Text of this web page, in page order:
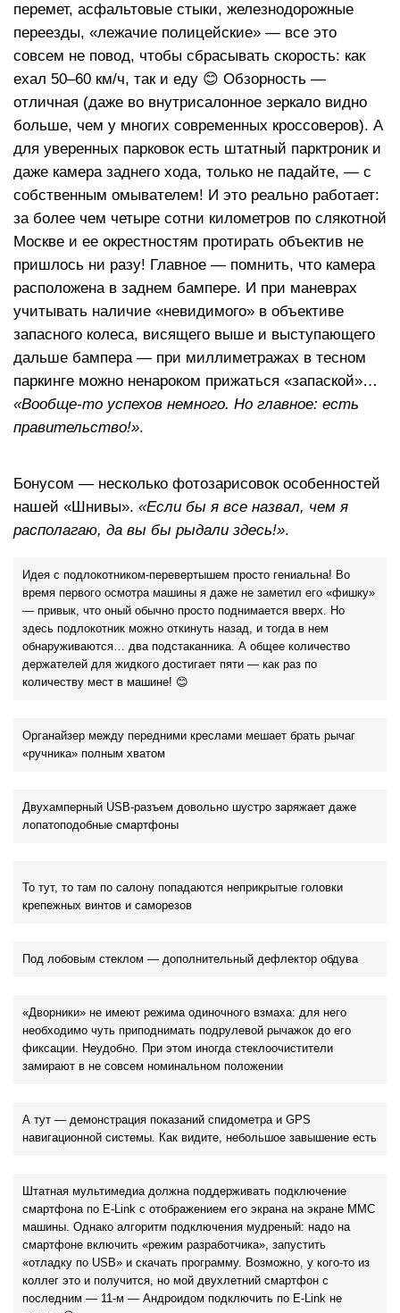
перемет, асфальтовые стыки, железнодорожные
переезды, «лежачие полицейские» — все это
совсем не повод, чтобы сбрасывать скорость: как
ехал 50–60 км/ч, так и еду 😊 Обзорность —
отличная (даже во внутрисалонное зеркало видно
больше, чем у многих современных кроссоверов). А
для уверенных парковок есть штатный парктроник и
даже камера заднего хода, только не падайте, — с
собственным омывателем! И это реально работает:
за более чем четыре сотни километров по слякотной
Москве и ее окрестностям протирать объектив не
пришлось ни разу! Главное — помнить, что камера
расположена в заднем бампере. И при маневрах
учитывать наличие «невидимого» в объективе
запасного колеса, висящего выше и выступающего
дальше бампера — при миллиметражах в тесном
паркинге можно ненароком прижаться «запаской»…
«Вообще-то успехов немного. Но главное: есть
правительство!».
Бонусом — несколько фотозарисовок особенностей
нашей «Шнивы». «Если бы я все назвал, чем я
располагаю, да вы бы рыдали здесь!».
Идея с подлокотником-перевертышем просто гениальна! Во
время первого осмотра машины я даже не заметил его «фишку»
— привык, что оный обычно просто поднимается вверх. Но
здесь подлокотник можно откинуть назад, и тогда в нем
обнаруживаются… два подстаканника. А общее количество
держателей для жидкого достигает пяти — как раз по
количеству мест в машине! 😊
Органайзер между передними креслами мешает брать рычаг
«ручника» полным хватом
Двухамперный USB-разъем довольно шустро заряжает даже
лопатоподобные смартфоны
То тут, то там по салону попадаются неприкрытые головки
крепежных винтов и саморезов
Под лобовым стеклом — дополнительный дефлектор обдува
«Дворники» не имеют режима одиночного взмаха: для него
необходимо чуть приподнимать подрулевой рычажок до его
фиксации. Неудобно. При этом иногда стеклоочистители
замирают в не совсем номинальном положении
А тут — демонстрация показаний спидометра и GPS
навигационной системы. Как видите, небольшое завышение есть
Штатная мультимедиа должна поддерживать подключение
смартфона по E-Link с отображением его экрана на экране ММС
машины. Однако алгоритм подключения мудреный: надо на
смартфоне включить «режим разработчика», запустить
«отладку по USB» и скачать программу. Возможно, у кого-то из
коллег это и получится, но мой двухлетний смартфон с
последним — 11-м — Андроидом подключить по E-Link не